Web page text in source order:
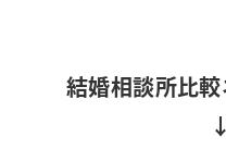
結婚相談所比